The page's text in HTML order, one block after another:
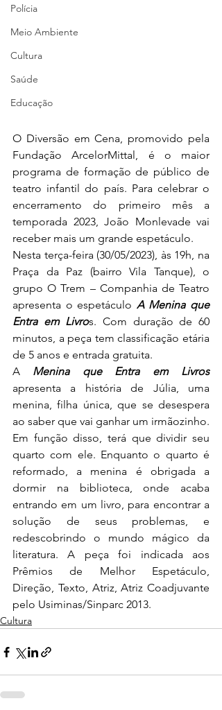
Polícia
Meio Ambiente
Cultura
Saúde
Educação
O Diversão em Cena, promovido pela
Fundação ArcelorMittal, é o maior
programa de formação de público de
teatro infantil do país. Para celebrar o
encerramento do primeiro mês a
temporada 2023, João Monlevade vai
receber mais um grande espetáculo.
Nesta terça-feira (30/05/2023), às 19h, na
Praça da Paz (bairro Vila Tanque), o
grupo O Trem – Companhia de Teatro
apresenta o espetáculo A Menina que
Entra em Livros. Com duração de 60
minutos, a peça tem classificação etária
de 5 anos e entrada gratuita.
A Menina que Entra em Livros
apresenta a história de Júlia, uma
menina, filha única, que se desespera
ao saber que vai ganhar um irmãozinho.
Em função disso, terá que dividir seu
quarto com ele. Enquanto o quarto é
reformado, a menina é obrigada a
dormir na biblioteca, onde acaba
entrando em um livro, para encontrar a
solução de seus problemas, e
redescobrindo o mundo mágico da
literatura. A peça foi indicada aos
Prêmios de Melhor Espetáculo,
Direção, Texto, Atriz, Atriz Coadjuvante
pelo Usiminas/Sinparc 2013.
Cultura